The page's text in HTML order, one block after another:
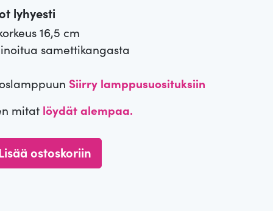
lyhyesti
16,5 cm
samettikangasta
Siirry lamppusuosituksiin
mitat löydät alempaa.
ostoskoriin